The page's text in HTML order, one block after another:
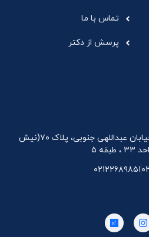
تماس با ما
پرسش از دکتر
تهران، بلوار اندرزگو، نبش خیابان عبداللهی جنوبی، پلاک ۷۰(نیش
۵
۰۲۱۲۲۶۸۹۸۵۱